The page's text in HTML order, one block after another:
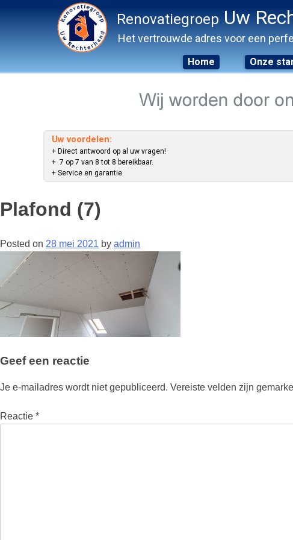
Renovatiegroep Uw
Het vertrouwde adres voor een
Home Onze
Uw voordelen:
+ Direct antwoord op al uw vragen!
+ 7 op 7 van 8 tot 8 bereikbaar.
+ Service en garantie.
Plafond (7)
Posted on 28 mei 2021 by admin
Geef een reactie
Je e-mailadres wordt niet gepubliceerd. Vereiste velden zijn
Reactie *